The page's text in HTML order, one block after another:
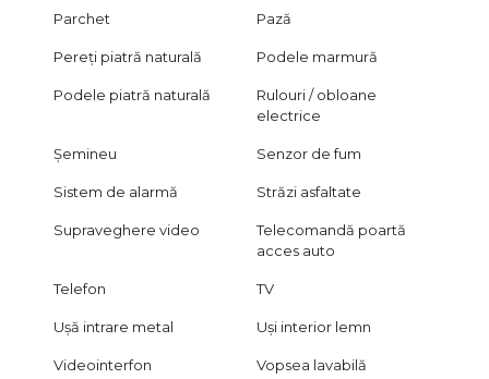
Parchet Pază
Pereți piatră naturală Podele marmură
Podele piatră naturală
Rulouri / obloane
electrice
Șemineu Senzor de fum
Sistem de alarmă Străzi asfaltate
Supraveghere video
Telecomandă poartă
acces auto
Telefon TV
Ușă intrare metal Uși interior lemn
Videointerfon Vopsea lavabilă